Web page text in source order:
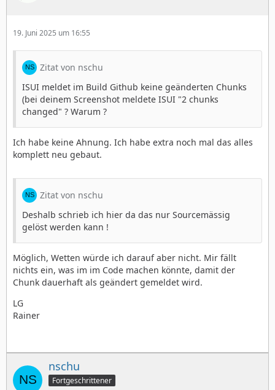
19. Juni 2025 um 16:55
Zitat von nschu
ISUI meldet im Build Github keine geänderten Chunks
(bei deinem Screenshot meldete ISUI "2 chunks
changed" ? Warum ?
Ich habe keine Ahnung. Ich habe extra noch mal das alles
komplett neu gebaut.
Zitat von nschu
Deshalb schrieb ich hier da das nur Sourcemässig
gelöst werden kann !
Möglich, Wetten würde ich darauf aber nicht. Mir fällt
nichts ein, was im im Code machen könnte, damit der
Chunk dauerhaft als geändert gemeldet wird.
LG
Rainer
nschu
Fortgeschrittener